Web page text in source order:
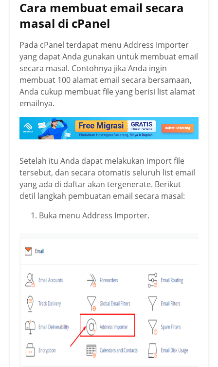
Cara membuat email secara
masal di cPanel
Pada cPanel terdapat menu Address Importer
yang dapat Anda gunakan untuk membuat email
secara masal. Contohnya jika Anda ingin
membuat 100 alamat email secara bersamaan,
Anda cukup membuat file yang berisi list alamat
emailnya.
Setelah itu Anda dapat melakukan import file
tersebut, dan secara otomatis seluruh list email
yang ada di daftar akan tergenerate. Berikut
detil langkah pembuatan email secara masal:
Buka menu Address Importer.